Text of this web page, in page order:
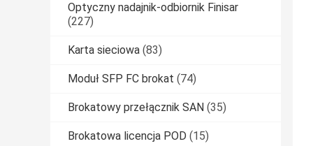
Optyczny nadajnik-odbiornik Finisar
(227)
Karta sieciowa (83)
Moduł SFP FC brokat (74)
Brokatowy przełącznik SAN (35)
Brokatowa licencja POD (15)